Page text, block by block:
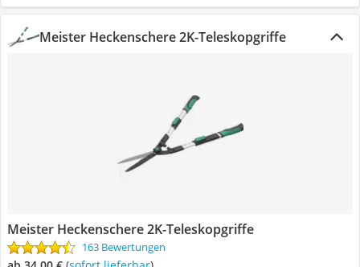
Meister Heckenschere 2K-Teleskopgriffe
Meister Heckenschere 2K-Teleskopgriffe
163 Bewertungen